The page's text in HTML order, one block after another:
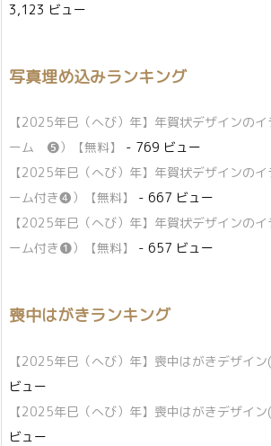
3,123 ビュー
写真埋め込みランキング
【2025年巳（へび）年】年賀状デザインの
ーム ❺）【無料】
- 769 ビュー
【2025年巳（へび）年】年賀状デザインの
ーム付き❹）【無料】
- 667 ビュー
【2025年巳（へび）年】年賀状デザインの
ーム付き❶）【無料】
- 657 ビュー
喪中はがきランキング
【2025年巳（へび）年】喪中はがきデザイ
ビュー
【2025年巳（へび）年】喪中はがきデザイ
ビュー